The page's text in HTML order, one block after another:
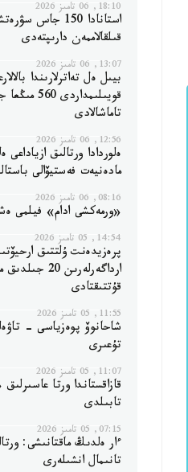
18:10, 06 تامىز 2026
استانادا 150
قىلقالاممەن دارىپتەدى
13:07, 06 تامىز 2026
بيىل ەل تەاترلارىندا
تاماشالادى
12:56, 06 تامىز 2026
ەلوردادا ورتالىق
مادەنيەت فەستيۆالى
08:16, 06 تامىز 2026
«ورمەكشى ادام» فيلمى
14:54, 05 تامىز 2026
پرەزيدەنت ۇلتتىق
ارداگەرلەرىن
قۇتتىقتادى
11:55, 05 تامىز 2026
شاحانوۆ پوەزياسى -
تۇعىرى
11:07, 05 تامىز 2026
قازاقستاندا ورتا
تابىلدى
07:15, 05 تامىز 2026
ءار ەلدىڭ ماقتانىشى:
تانىمال انشىلەرى